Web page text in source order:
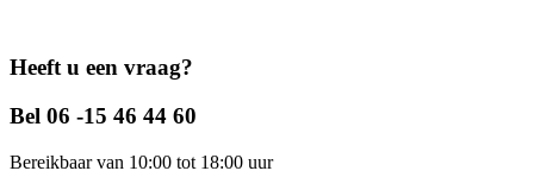
Heeft u een vraag?
Bel 06 -15 46 44 60
Bereikbaar van 10:00 tot 18:00 uur